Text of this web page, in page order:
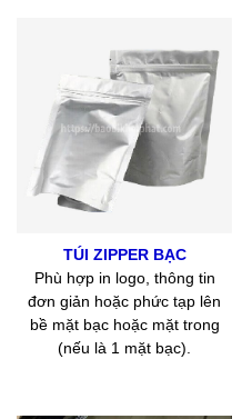
TÚI ZIPPER BẠC
Phù hợp in logo, thông tin
đơn giản hoặc phức tạp lên
bề mặt bạc hoặc mặt trong
(nếu là 1 mặt bạc).